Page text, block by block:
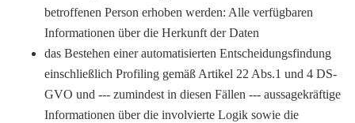
betroffenen Person erhoben werden: Alle verfügbaren
Informationen über die Herkunft der Daten
das Bestehen einer automatisierten Entscheidungsfindung
einschließlich Profiling gemäß Artikel 22 Abs.1 und 4 DS-
GVO und --- zumindest in diesen Fällen --- aussagekräftige
Informationen über die involvierte Logik sowie die